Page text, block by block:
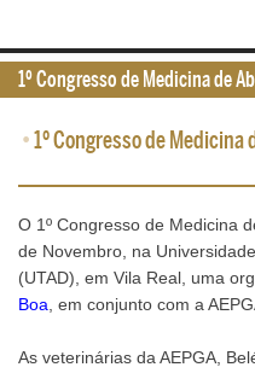
•1º Congresso de Medicina
O 1º Congresso de Medicina
de Novembro, na
(UTAD), em Vila Real, uma
Boa , em conjunto com a
As veterinárias da AEPGA,
1º Congresso de Medicina de